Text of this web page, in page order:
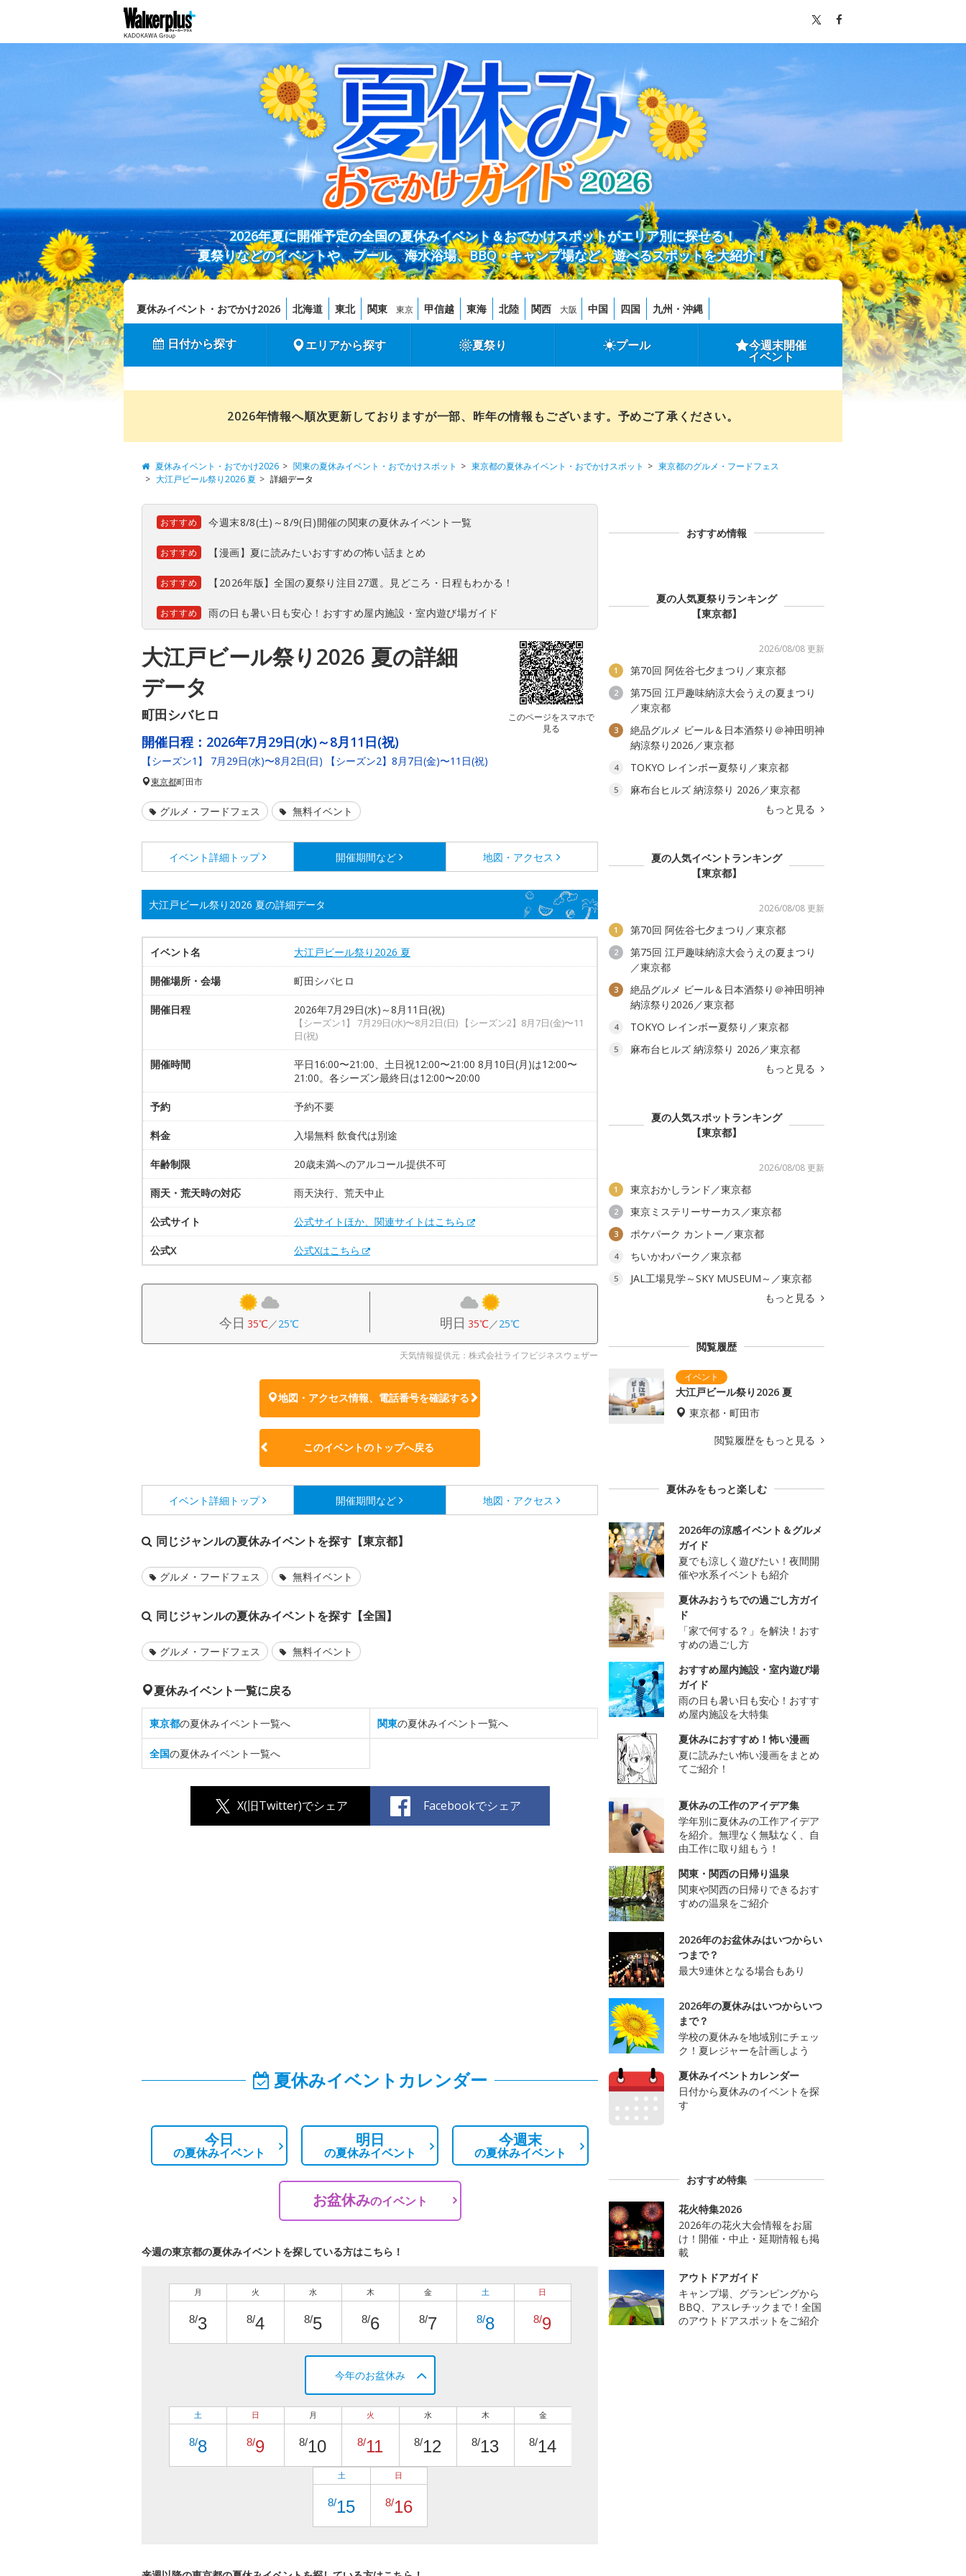
2026年夏に開催予定の全国の夏休みイベント＆おでかけスポットがエリア別に探せる！
夏祭りなどのイベントや、プール、海水浴場、BBQ・キャンプ場など、遊べるスポットを大紹介！
夏休みイベント・おでかけ2026 北海道 東北 関東 東京 甲信越 東海 北陸 関西 大阪 中国 四国 九州・沖縄
日付から探す エリアから探す 夏祭り プール 今週末開催
イベント
2026年情報へ順次更新しておりますが一部、昨年の情報もございます。予めご了承ください。
夏休みイベント・おでかけ2026 関東の夏休みイベント・おでかけスポット 東京都の夏休みイベント・おでかけスポット
東京都のグルメ・フードフェス
大江戸ビール祭り2026 夏
詳細データ
おすすめ 今週末8/8(土)～8/9(日)開催の関東の夏休みイベント一覧
おすすめ 【漫画】夏に読みたいおすすめの怖い話まとめ
おすすめ 【2026年版】全国の夏祭り注目27選。見どころ・日程もわかる！
おすすめ 雨の日も暑い日も安心！おすすめ屋内施設・室内遊び場ガイド
大江戸ビール祭り2026 夏の詳細
データ
町田シバヒロ
このページをスマホで
見る
開催日程： 2026年7月29日(水)～8月11日(祝)
【シーズン1】 7月29日(水)〜8月2日(日) 【シーズン2】8月7日(金)〜11日(祝)
東京都町田市
グルメ・フードフェス 無料イベント
イベント詳細 トップ 開催期間など 地図・アクセス
大江戸ビール祭り2026 夏の詳細データ
イベント名 大江戸ビール祭り2026 夏
開催場所・会場 町田シバヒロ
開催日程 2026年7月29日(水)～8月11日(祝)
【シーズン1】 7月29日(水)〜8月2日(日) 【シーズン2】8月7日(金)〜11
日(祝)
開催時間
平日16:00〜21:00、土日祝12:00〜21:00 8月10日(月)は12:00〜
21:00。各シーズン最終日は12:00〜20:00
予約 予約不要
料金 入場無料 飲食代は別途
年齢制限 20歳未満へのアルコール提供不可
雨天・荒天時の対応 雨天決行、荒天中止
公式サイト 公式サイトほか、関連サイトはこちら
公式X 公式Xはこちら
今日 35℃／25℃ 明日 35℃／25℃
天気情報提供元：株式会社ライフビジネスウェザー
地図・アクセス情報、電話番号を確認する
このイベントのトップへ戻る
イベント詳細 トップ 開催期間など 地図・アクセス
同じジャンルの夏休みイベントを探す【東京都】
グルメ・フードフェス 無料イベント
同じジャンルの夏休みイベントを探す【全国】
グルメ・フードフェス 無料イベント
夏休みイベント一覧に戻る
東京都の夏休みイベント一覧へ 関東の夏休みイベント一覧へ
全国の夏休みイベント一覧へ
X(旧Twitter)でシェア Facebookでシェア
夏休みイベントカレンダー
今日
の夏休みイベント
明日
の夏休みイベント
今週末
の夏休みイベント
お盆休みのイベント
今週の東京都の夏休みイベントを探している方はこちら！
月
8/3
火
8/4
水
8/5
木
8/6
金
8/7
土
8/8
日
8/9
今年のお盆休み
土
8/8
日
8/9
月
8/10
火
8/11
水
8/12
木
8/13
金
8/14
土
8/15
日
8/16
おすすめ情報
夏の人気夏祭りランキング
【東京都】
2026/08/08 更新
1 第70回 阿佐谷七夕まつり／東京都
2
第75回 江戸趣味納涼大会うえの夏まつり
／東京都
3
絶品グルメ ビール＆日本酒祭り＠神田明神
納涼祭り2026／東京都
4 TOKYO レインボー夏祭り／東京都
5
麻布台ヒルズ 納涼祭り 2026／東京都
もっと見る
夏の人気イベントランキング
【東京都】
2026/08/08 更新
1 第70回 阿佐谷七夕まつり／東京都
2
第75回 江戸趣味納涼大会うえの夏まつり
／東京都
3
絶品グルメ ビール＆日本酒祭り＠神田明神
納涼祭り2026／東京都
4 TOKYO レインボー夏祭り／東京都
5
麻布台ヒルズ 納涼祭り 2026／東京都
もっと見る
夏の人気スポットランキング
【東京都】
2026/08/08 更新
1 東京おかしランド／東京都
2 東京ミステリーサーカス／東京都
3 ポケパーク カントー／東京都
4 ちいかわパーク／東京都
5
JAL工場見学～SKY MUSEUM～／東京都
もっと見る
閲覧履歴
大江戸ビール祭り2026 夏
東京都・町田市
閲覧履歴をもっと見る
夏休みをもっと楽しむ
2026年の涼感イベント＆グルメ
ガイド
夏でも涼しく遊びたい！夜間開
催や水系イベントも紹介
夏休みおうちでの過ごし方ガイ
ド
「家で何する？」を解決！おす
すめの過ごし方
おすすめ屋内施設・室内遊び場
ガイド
雨の日も暑い日も安心！おすす
め屋内施設を大特集
夏休みにおすすめ！怖い漫画
夏に読みたい怖い漫画をまとめ
てご紹介！
夏休みの工作のアイデア集
学年別に夏休みの工作アイデア
を紹介。無理なく無駄なく、自
由工作に取り組もう！
関東・関西の日帰り温泉
関東や関西の日帰りできるおす
すめの温泉をご紹介
2026年のお盆休みはいつからい
つまで？
最大9連休となる場合もあり
2026年の夏休みはいつからいつ
まで？
学校の夏休みを地域別にチェッ
ク！夏レジャーを計画しよう
夏休みイベントカレンダー
日付から夏休みのイベントを探
す
おすすめ特集
花火特集2026
2026年の花火大会情報をお届
け！開催・中止・延期情報も掲
載
アウトドアガイド
キャンプ場、グランピングから
BBQ、アスレチックまで！全国
のアウトドアスポットをご紹介